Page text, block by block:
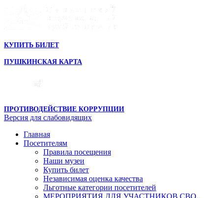
КУПИТЬ БИЛЕТ
ПУШКИНСКАЯ КАРТА
ПРОТИВОДЕЙСТВИЕ КОРРУПЦИИ
Версия для слабовидящих
Главная
Посетителям
Правила посещения
Наши музеи
Купить билет
Независимая оценка качества
Льготные категории посетителей
МЕРОПРИЯТИЯ ДЛЯ УЧАСТНИКОВ СВО,